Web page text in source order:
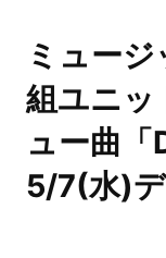
ミュー
組ユニッ
ュー曲「
5/7(水)